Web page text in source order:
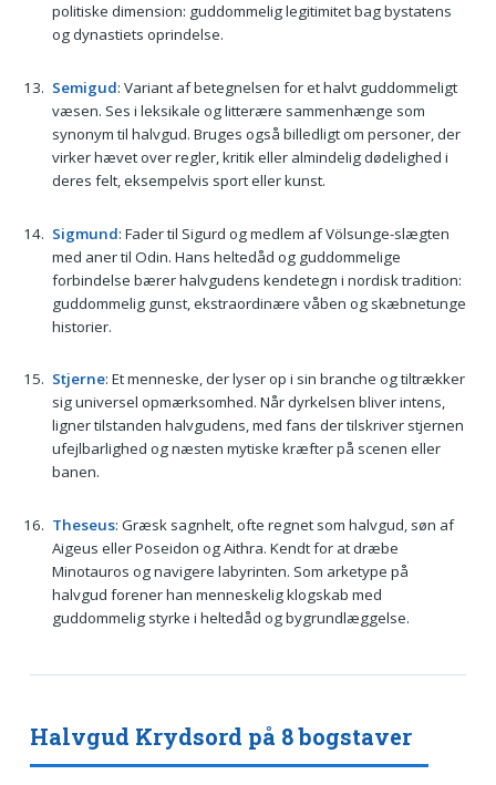
politiske dimension: guddommelig legitimitet bag bystatens
og dynastiets oprindelse.
Semigud: Variant af betegnelsen for et halvt guddommeligt
væsen. Ses i leksikale og litterære sammenhænge som
synonym til halvgud. Bruges også billedligt om personer, der
virker hævet over regler, kritik eller almindelig dødelighed i
deres felt, eksempelvis sport eller kunst.
Sigmund: Fader til Sigurd og medlem af Völsunge-slægten
med aner til Odin. Hans heltedåd og guddommelige
forbindelse bærer halvgudens kendetegn i nordisk tradition:
guddommelig gunst, ekstraordinære våben og skæbnetunge
historier.
Stjerne: Et menneske, der lyser op i sin branche og tiltrækker
sig universel opmærksomhed. Når dyrkelsen bliver intens,
ligner tilstanden halvgudens, med fans der tilskriver stjernen
ufejlbarlighed og næsten mytiske kræfter på scenen eller
banen.
Theseus: Græsk sagnhelt, ofte regnet som halvgud, søn af
Aigeus eller Poseidon og Aithra. Kendt for at dræbe
Minotauros og navigere labyrinten. Som arketype på
halvgud forener han menneskelig klogskab med
guddommelig styrke i heltedåd og bygrundlæggelse.
Halvgud Krydsord på 8 bogstaver